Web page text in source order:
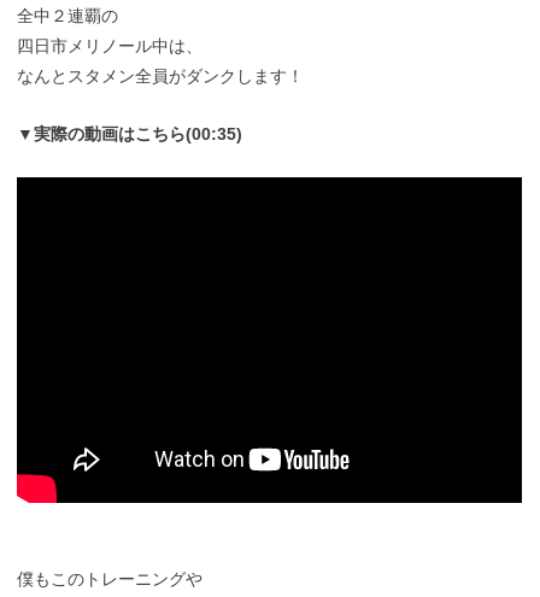
全中２連覇の
四日市メリノール中は、
なんとスタメン全員がダンクします！
▼実際の動画はこちら(00:35)
僕もこのトレーニングや